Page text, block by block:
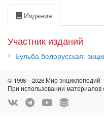
Издания
Участник изданий
Бульба белорусская:
© 1998—2026 Мир энциклопедий
При использовании материалов